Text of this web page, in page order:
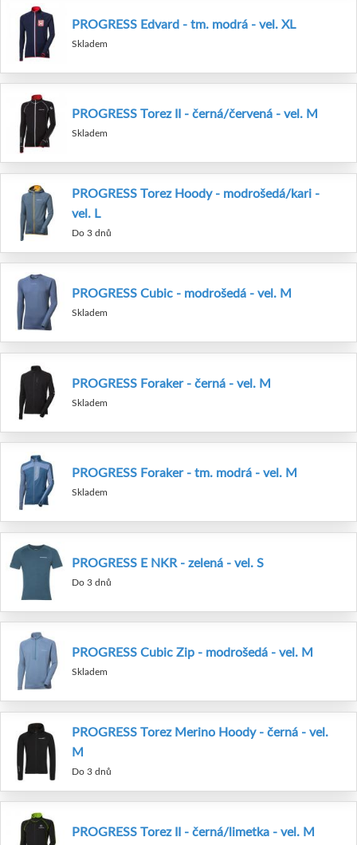
PROGRESS Edvard - tm. modrá - vel. XL
Skladem
PROGRESS Torez II - černá/červená - vel. M
Skladem
PROGRESS Torez Hoody - modrošedá/kari -
vel. L
Do 3 dnů
PROGRESS Cubic - modrošedá - vel. M
Skladem
PROGRESS Foraker - černá - vel. M
Skladem
PROGRESS Foraker - tm. modrá - vel. M
Skladem
PROGRESS E NKR - zelená - vel. S
Do 3 dnů
PROGRESS Cubic Zip - modrošedá - vel. M
Skladem
PROGRESS Torez Merino Hoody - černá - vel.
M
Do 3 dnů
PROGRESS Torez II - černá/limetka - vel. M